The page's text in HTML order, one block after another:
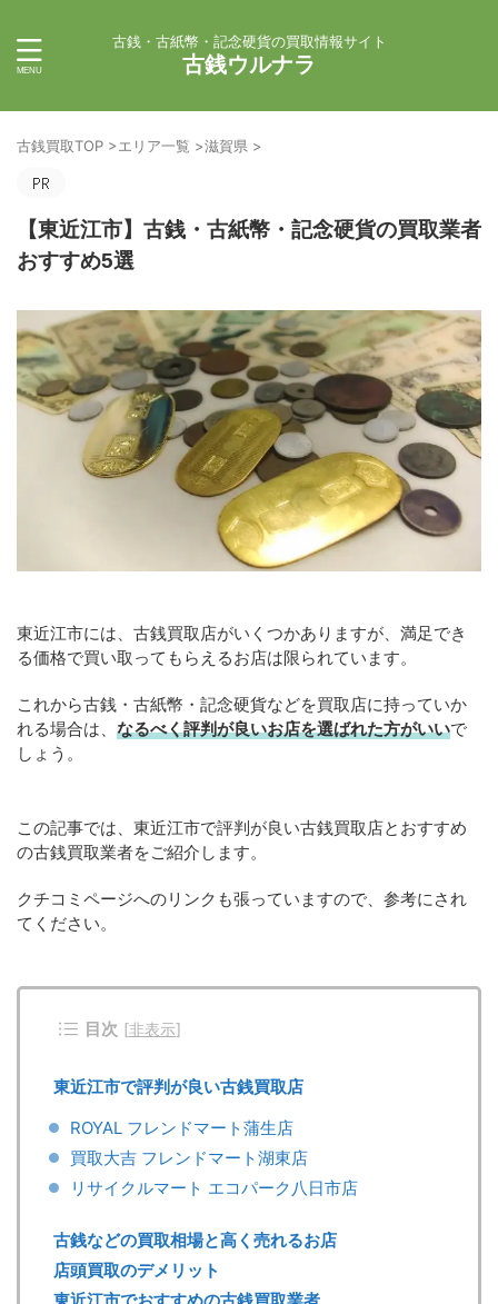
古銭・古紙幣・記念硬貨の買取情報サイト
古銭ウルナラ
古銭買取TOP >エリア一覧 >滋賀県 >
【東近江市】古銭・古紙幣・記念硬貨の買取業者
おすすめ5選
東近江市には、古銭買取店がいくつかありますが、満足でき
る価格で買い取ってもらえるお店は限られています。
これから古銭・古紙幣・記念硬貨などを買取店に持っていか
れる場合は、 なるべく評判が良いお店を選ばれた方がいいで
しょう。
この記事では、東近江市で評判が良い古銭買取店とおすすめ
の古銭買取業者をご紹介します。
クチコミページへのリンクも張っていますので、参考にされ
てください。
目次 [非表示]
東近江市で評判が良い古銭買取店
ROYAL フレンドマート蒲生店
買取大吉 フレンドマート湖東店
リサイクルマート エコパーク八日市店
古銭などの買取相場と高く売れるお店
店頭買取のデメリット